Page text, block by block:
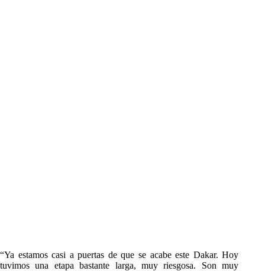
“Ya estamos casi a puertas de que se acabe este Dakar. Hoy
tuvimos una etapa bastante larga, muy riesgosa. Son muy